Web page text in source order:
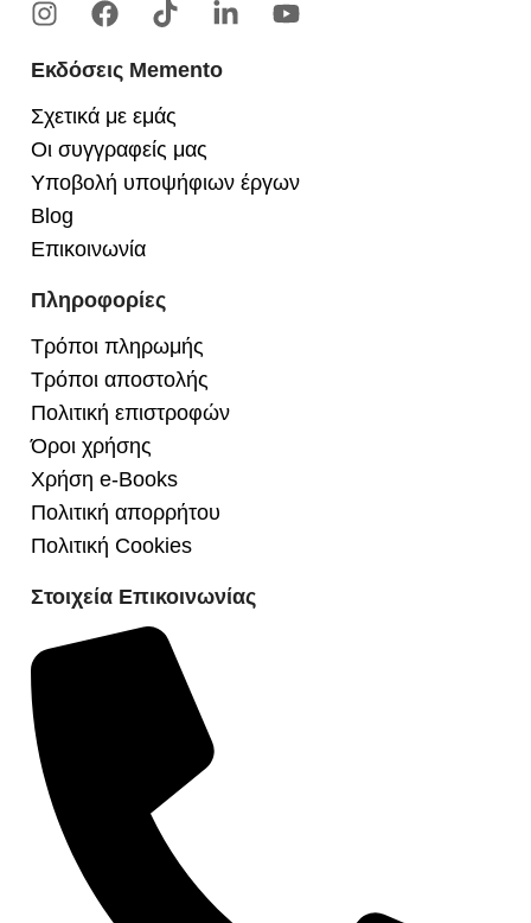
Εκδόσεις Memento
Σχετικά με εμάς
Οι συγγραφείς μας
Υποβολή υποψήφιων έργων
Blog
Επικοινωνία
Πληροφορίες
Τρόποι πληρωμής
Τρόποι αποστολής
Πολιτική επιστροφών
Όροι χρήσης
Χρήση e-Books
Πολιτική απορρήτου
Πολιτική Cookies
Στοιχεία Επικοινωνίας